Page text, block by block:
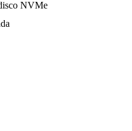
NVMe